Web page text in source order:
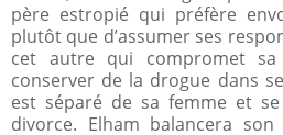
père estropié qui préfère
plutôt que d’assumer ses
cet autre qui compromet
conserver de la drogue dans
est séparé de sa femme et
divorce. Elham balancera